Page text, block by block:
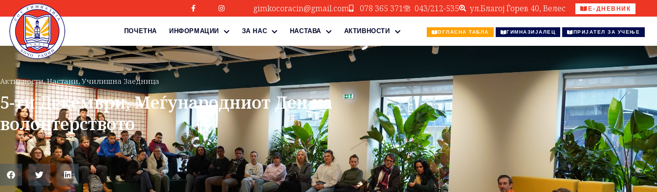
gimkocoracin@gmail.com 078 365 371 043/212-535 ул.Благој Ѓорев 40, Велес Е-ДНЕВНИК
ПОЧЕТНА ИНФОРМАЦИИ ЗА НАС НАСТАВА АКТИВНОСТИ ОГЛАСНА ТАБЛА ГИМНАЗИЈАЛЕЦ ПРИЈАТЕЛ ЗА УЧЕЊЕ
Активности,Настани,Училишна Заедница
5-ти Декември, Меѓународниот Ден на
волонтерството